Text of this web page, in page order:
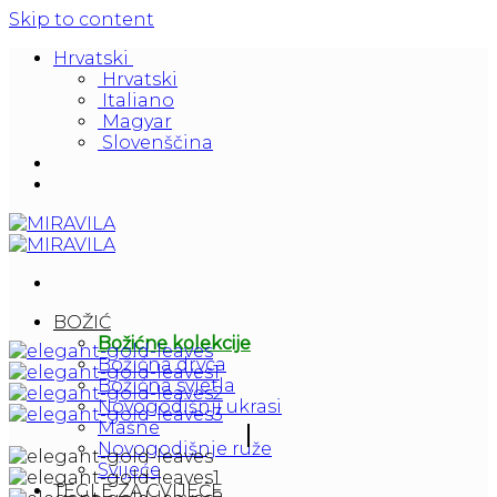
Skip to content
Hrvatski
Hrvatski
Italiano
Magyar
Slovenščina
BOŽIĆ
Božićne kolekcije
Božićna drvca
Božićna svjetla
Novogodišnji ukrasi
Mašne
Novogodišnje ruže
Svijeće
TEGLE ZA CVIJEĆE